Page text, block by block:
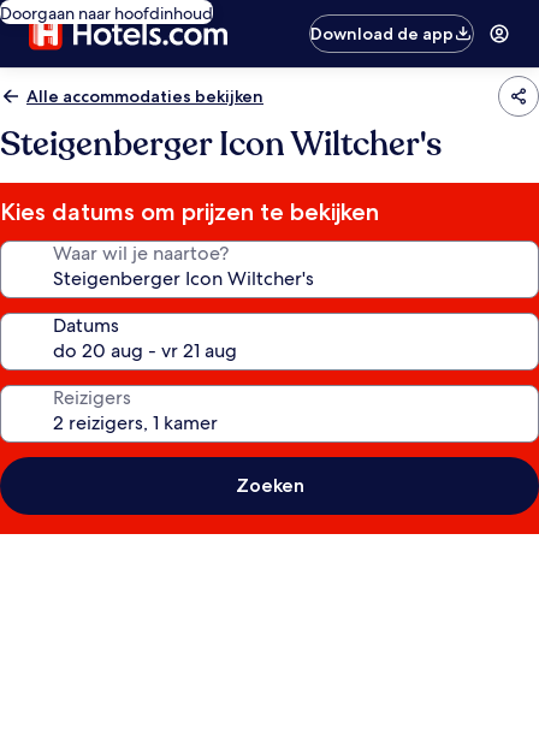
Doorgaan naar hoofdinhoud
Download de app
Alle accommodaties bekijken
Steigenberger Icon Wiltcher's
Kies datums om prijzen te bekijken
Waar wil je naartoe?
Datums
Reizigers
Zoeken